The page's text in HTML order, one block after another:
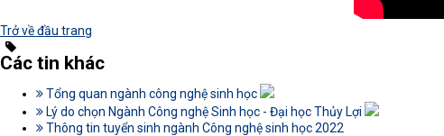
Trở về đầu trang
Các tin khác
Tổng quan ngành công nghệ sinh học
Lý do chọn Ngành Công nghệ Sinh học - Đại học Thủy Lợi
Thông tin tuyển sinh ngành Công nghệ sinh học 2022